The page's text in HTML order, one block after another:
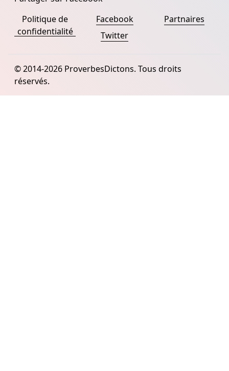
Politique de
confidentialité
Facebook
Twitter
Partnaires
© 2014-2026 ProverbesDictons. Tous droits
réservés.